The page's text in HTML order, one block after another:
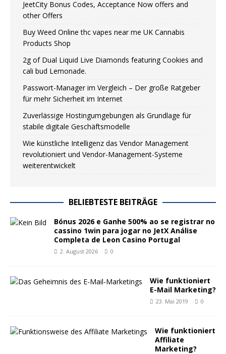
JeetCity Bonus Codes, Acceptance Now offers and
other Offers
Buy Weed Online thc vapes near me UK Сannabis
Products Shop
2g of Dual Liquid Live Diamonds featuring Cookies and
cali bud Lemonade.
Passwort-Manager im Vergleich – Der große Ratgeber
für mehr Sicherheit im Internet
Zuverlässige Hostingumgebungen als Grundlage für
stabile digitale Geschäftsmodelle
Wie künstliche Intelligenz das Vendor Management
revolutioniert und Vendor-Management-Systeme
weiterentwickelt
BELIEBTESTE BEITRÄGE
Bónus 2026 e Ganhe 500% ao se registrar no
cassino 1win para jogar no JetX Análise
Completa de Leon Casino Portugal
2. August 2026 0
Wie funktioniert
E-Mail Marketing?
23. Mai 2019 0
Wie funktioniert
Affiliate
Marketing?